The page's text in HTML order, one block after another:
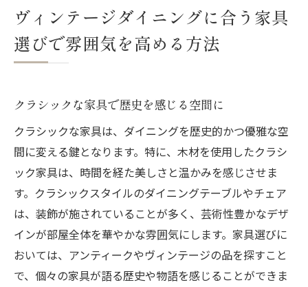
ヴィンテージダイニングに合う家具
選びで雰囲気を高める方法
クラシックな家具で歴史を感じる空間に
クラシックな家具は、ダイニングを歴史的かつ優雅な空
間に変える鍵となります。特に、木材を使用したクラシ
ック家具は、時間を経た美しさと温かみを感じさせま
す。クラシックスタイルのダイニングテーブルやチェア
は、装飾が施されていることが多く、芸術性豊かなデザ
インが部屋全体を華やかな雰囲気にします。家具選びに
おいては、アンティークやヴィンテージの品を探すこと
で、個々の家具が語る歴史や物語を感じることができま